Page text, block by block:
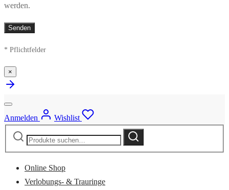
werden.
* Pflichtfelder
×
Anmelden
Wishlist
Suche
Suche
Online Shop
Verlobungs- & Trauringe